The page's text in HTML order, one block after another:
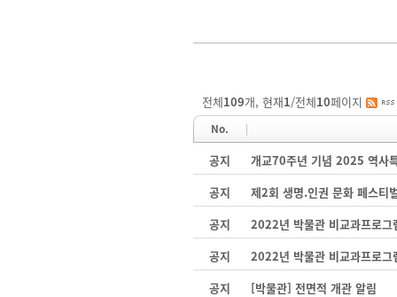
전체109개, 현재1/전체10페이지
No.
공지
개교70주년 기념 2025 역사
공지
제2회 생명.인권 문화 페스티
공지
2022년 박물관 비교과프로
공지
2022년 박물관 비교과프로
공지
[박물관] 전면적 개관 알림